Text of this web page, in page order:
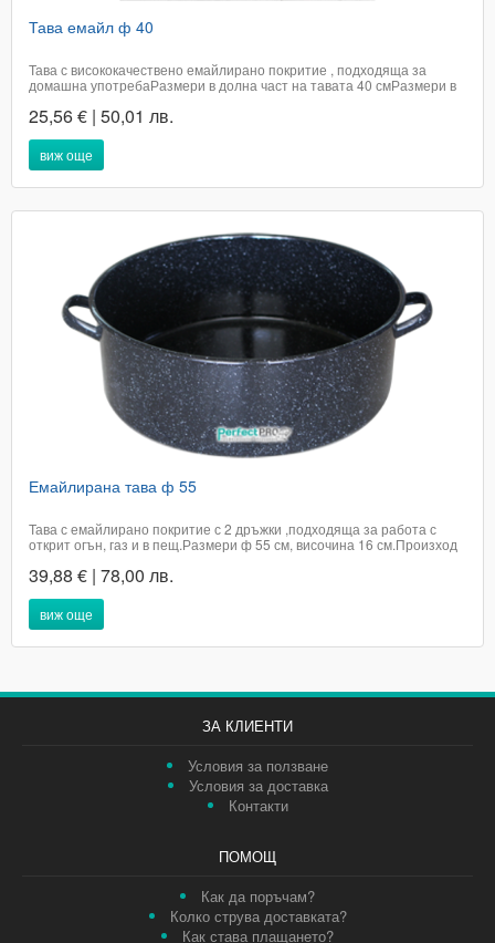
Тава емайл ф 40
Тава с висококачествено емайлирано покритие , подходяща за
домашна употребаРазмери в долна част на тавата 40 смРазмери в
от снимката /Произведена в България​Цената е с включено...
25,56 € | 50,01 лв.
виж още
Емайлирана тава ф 55
Тава с емайлирано покритие с 2 дръжки ,подходяща за работа с
открит огън, газ и в пещ.Размери ф 55 см, височина 16 см.Произход
цената на артикула и е за сметка на купувачаПри поръчка в графа
доставка посочете удобен...
39,88 € | 78,00 лв.
виж още
ЗА КЛИЕНТИ
Условия за ползване
Условия за доставка
Контакти
ПОМОЩ
Как да поръчам?
Колко струва доставката?
Как става плащането?